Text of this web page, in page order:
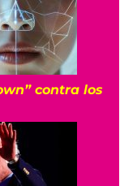
contra los